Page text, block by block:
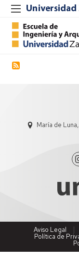
María de
Aviso Legal
Política de